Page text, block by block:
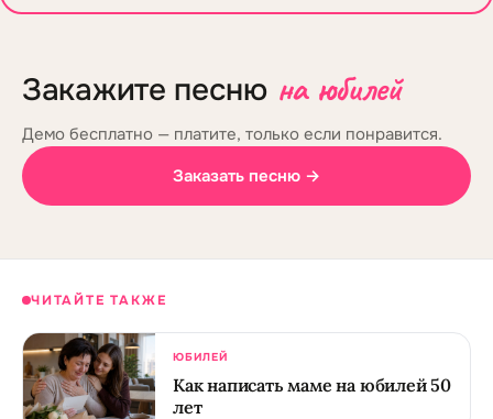
Закажите песню на юбилей
Демо бесплатно — платите, только если понравится.
Заказать песню →
ЧИТАЙТЕ ТАКЖЕ
ЮБИЛЕЙ
Как написать маме на юбилей 50
лет